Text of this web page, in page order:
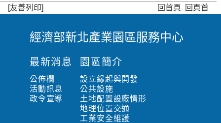
[友善列印] 回首頁 回頁首
:
:
經濟部新北產業園區服務中心
最新消息
公佈欄
活動訊息
政令宣導
園區簡介
設立緣起與開發
公共設施
土地配置設廠情形
地理位置交通
工業安全維護